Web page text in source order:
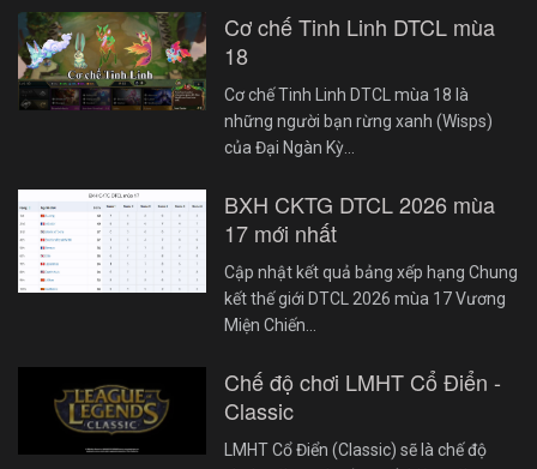
Cơ chế Tinh Linh DTCL mùa
18
Cơ chế Tinh Linh DTCL mùa 18 là
những người bạn rừng xanh (Wisps)
của Đại Ngàn Kỳ…
BXH CKTG DTCL 2026 mùa
17 mới nhất
Cập nhật kết quả bảng xếp hạng Chung
kết thế giới DTCL 2026 mùa 17 Vương
Miện Chiến…
Chế độ chơi LMHT Cổ Điển -
Classic
LMHT Cổ Điển (Classic) sẽ là chế độ